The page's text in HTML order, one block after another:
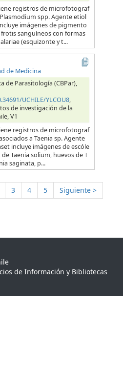
registros de microfotograf
spp. Agente etiol
imágenes de pigmento
sanguíneos con formas
(esquizonte y t...
de Medicina
de Parasitología (CBPar),
UCHILE/YLCOU8,
de investigación de la
V1
registros de microfotograf
a Taenia sp. Agente
incluye imágenes de escóle
Taenia solium, huevos de T
saginata, p...
3 4 5
Siguiente >
de Información y Bibliotecas